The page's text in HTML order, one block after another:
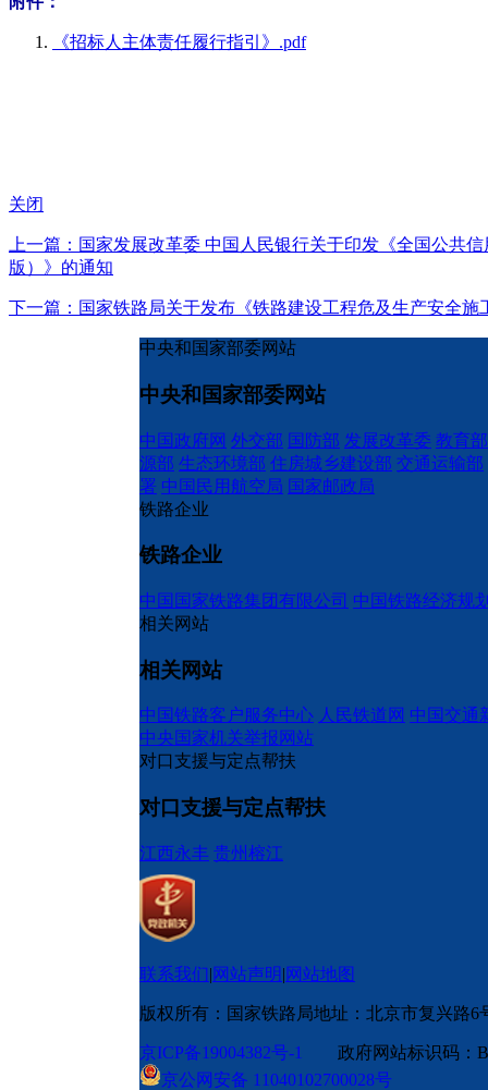
《招标人主体责任履行指引》.pdf
关闭
上一篇：国家发展改革委 中国人民银行关于印发《全国公共
版）》的通知
下一篇：国家铁路局关于发布《铁路建设工程危及生产安全
中央和国家部委网站
中央和国家部委网站
中国政府网 外交部 国防部 发展改革委 教育部
源部 生态环境部 住房城乡建设部 交通运输部
署 中国民用航空局 国家邮政局
铁路企业
铁路企业
中国国家铁路集团有限公司 中国铁路经济规
相关网站
相关网站
中国铁路客户服务中心 人民铁道网 中国交通
中央国家机关举报网站
对口支援与定点帮扶
对口支援与定点帮扶
江西永丰 贵州榕江
联系我们|网站声明|网站地图
版权所有：国家铁路局地址：北京市复兴路6
京ICP备19004382号-1
政府网站标识码
京公网安备 11040102700028号